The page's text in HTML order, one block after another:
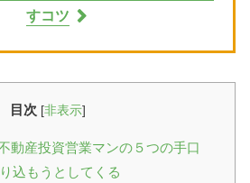
すコツ
目次 [非表示]
動産投資営業マンの５つの手口
込もうとしてくる